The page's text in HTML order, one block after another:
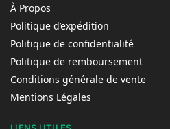
À Propos
Politique d’expédition
Politique de confidentialité
Politique de remboursement
Conditions générale de vente
Mentions Légales